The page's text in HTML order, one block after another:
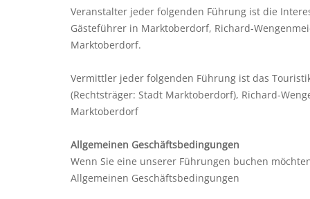
Veranstalter jeder folgenden Führung ist die
Gästeführer in Marktoberdorf, Richard-
Marktoberdorf.
Vermittler jeder folgenden Führung ist das
(Rechtsträger: Stadt Marktoberdorf), Richard-
Marktoberdorf
Allgemeinen Geschäftsbedingungen
Wenn Sie eine unserer Führungen buchen
Allgemeinen Geschäftsbedingungen